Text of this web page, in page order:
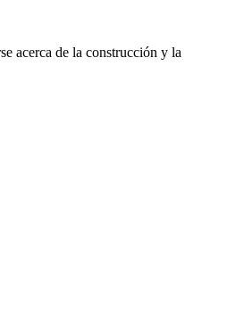
acerca de la construcción y la